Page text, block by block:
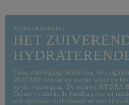
HUIDVERZORGING
HET
Twee verzorgingsproducten, één
MOUSSE reinigt op zachte wijze en
op de verzorging. De nieuwe HYDRA
Crème versterkt de huidbarrière en
een optimale vochtbalans en ziet er